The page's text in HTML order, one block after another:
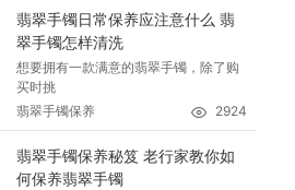
翡翠手镯日常保养应注意什么 翡
翠手镯怎样清洗
想要拥有一款满意的翡翠手镯，除了购
买时挑
翡翠手镯保养
2924
翡翠手镯保养秘笈 老行家教你如
何保养翡翠手镯